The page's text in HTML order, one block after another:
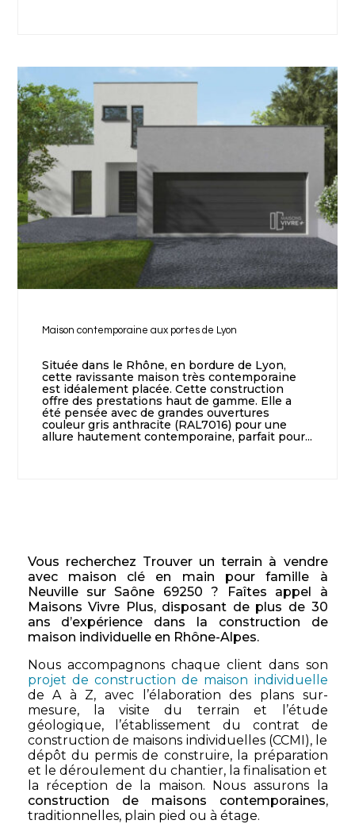
Maison contemporaine aux portes de Lyon
Située dans le Rhône, en bordure de Lyon,
cette ravissante maison très contemporaine
est idéalement placée. Cette construction
offre des prestations haut de gamme. Elle a
été pensée avec de grandes ouvertures
couleur gris anthracite (RAL7016) pour une
allure hautement contemporaine, parfait pour...
Vous recherchez Trouver un terrain à vendre
avec maison clé en main pour famille à
Neuville sur Saône 69250 ? Faîtes appel à
Maisons Vivre Plus, disposant de plus de 30
ans d’expérience dans la construction de
maison individuelle en Rhône-Alpes.
Nous accompagnons chaque client dans son
projet de construction de maison individuelle
de A à Z, avec l’élaboration des plans sur-
mesure, la visite du terrain et l’étude
géologique, l’établissement du contrat de
construction de maisons individuelles (CCMI), le
dépôt du permis de construire, la préparation
et le déroulement du chantier, la finalisation et
la réception de la maison. Nous assurons la
construction de maisons contemporaines,
traditionnelles, plain pied ou à étage.